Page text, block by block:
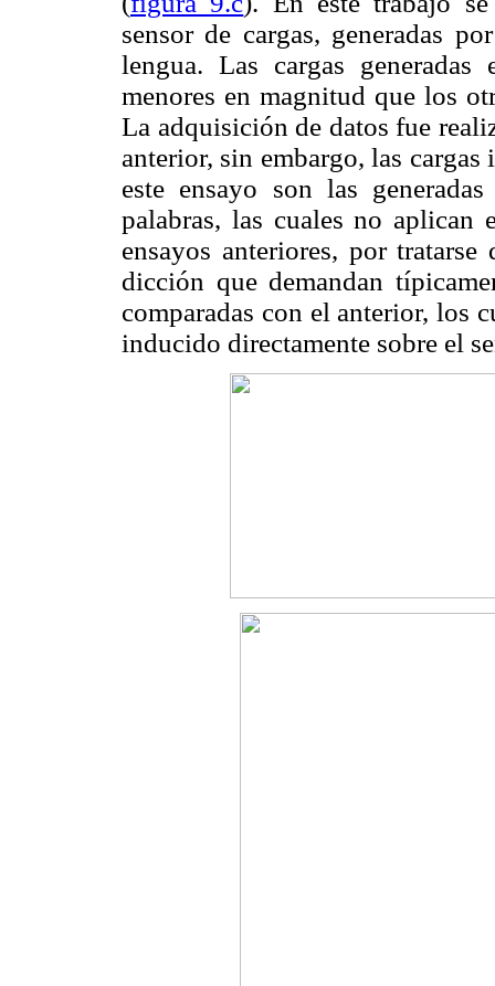
sensor de cargas, generadas
lengua. Las cargas
menores en magnitud que los
La adquisición de datos fue
anterior, sin embargo, las
este ensayo son las
palabras, las cuales no aplican
ensayos anteriores, por
dicción que demandan
comparadas con el anterior, los
inducido directamente sobre el